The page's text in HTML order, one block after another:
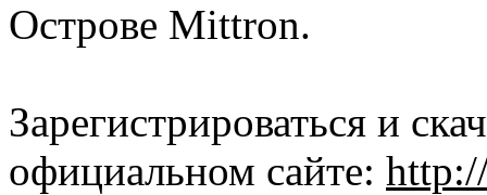
Острове Mittron.
Зарегистрироваться и
официальном сайте: